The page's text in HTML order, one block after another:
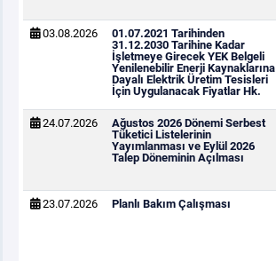
03.08.2026
01.07.2021 Tarihinden
31.12.2030 Tarihine Kadar
İşletmeye Girecek YEK Belgeli
Yenilenebilir Enerji Kaynaklarına
Dayalı Elektrik Üretim Tesisleri
İçin Uygulanacak Fiyatlar Hk.
24.07.2026
Ağustos 2026 Dönemi Serbest
Tüketici Listelerinin
Yayımlanması ve Eylül 2026
Talep Döneminin Açılması
23.07.2026 Planlı Bakım Çalışması